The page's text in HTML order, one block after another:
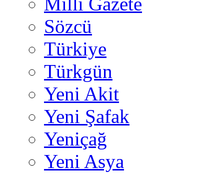
Sözcü
Türkiye
Türkgün
Yeni Akit
Yeni Şafak
Yeniçağ
Yeni Asya